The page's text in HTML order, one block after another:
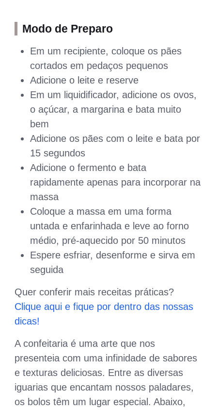
Modo de Preparo
Em um recipiente, coloque os pães
cortados em pedaços pequenos
Adicione o leite e reserve
Em um liquidificador, adicione os ovos,
o açúcar, a margarina e bata muito
bem
Adicione os pães com o leite e bata por
15 segundos
Adicione o fermento e bata
rapidamente apenas para incorporar na
massa
Coloque a massa em uma forma
untada e enfarinhada e leve ao forno
médio, pré-aquecido por 50 minutos
Espere esfriar, desenforme e sirva em
seguida
Quer conferir mais receitas práticas?
Clique aqui e fique por dentro das nossas
dicas!
A confeitaria é uma arte que nos
presenteia com uma infinidade de sabores
e texturas deliciosas. Entre as diversas
iguarias que encantam nossos paladares,
os bolos têm um lugar especial. Abaixo,